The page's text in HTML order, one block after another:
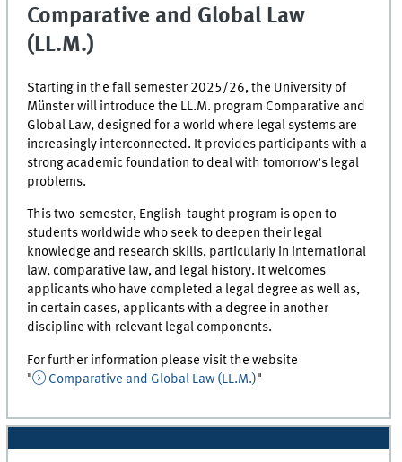
Comparative and Global Law
(LL.M.)
Starting in the fall semester 2025/26, the University of
Münster will introduce the LL.M. program Comparative and
Global Law, designed for a world where legal systems are
increasingly interconnected. It provides participants with a
strong academic foundation to deal with tomorrow’s legal
problems.
This two-semester, English-taught program is open to
students worldwide who seek to deepen their legal
knowledge and research skills, particularly in international
law, comparative law, and legal history. It welcomes
applicants who have completed a legal degree as well as,
in certain cases, applicants with a degree in another
discipline with relevant legal components.
For further information please visit the website
"
Comparative and Global Law (LL.M.)"